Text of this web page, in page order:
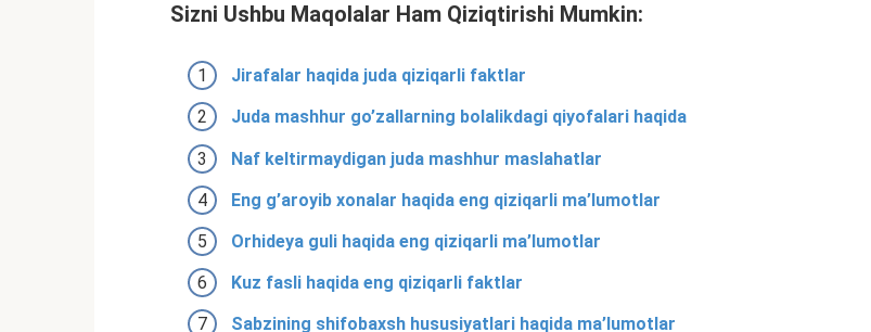
Sizni Ushbu Maqolalar Ham Qiziqtirishi Mumkin:
Jirafalar haqida juda qiziqarli faktlar
Juda mashhur go’zallarning bolalikdagi qiyofalari haqida
Naf keltirmaydigan juda mashhur maslahatlar
Eng g’aroyib xonalar haqida eng qiziqarli ma’lumotlar
Orhideya guli haqida eng qiziqarli ma’lumotlar
Kuz fasli haqida eng qiziqarli faktlar
Sabzining shifobaxsh hususiyatlari haqida ma’lumotlar